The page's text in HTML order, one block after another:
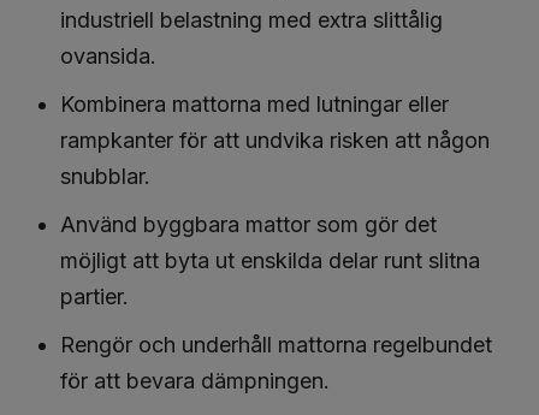
industriell belastning med extra slittålig
ovansida.
Kombinera mattorna med lutningar eller
rampkanter för att undvika risken att någon
snubblar.
Använd byggbara mattor som gör det
möjligt att byta ut enskilda delar runt slitna
partier.
Rengör och underhåll mattorna regelbundet
för att bevara dämpningen.